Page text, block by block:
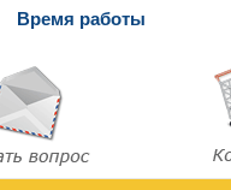
Время работы